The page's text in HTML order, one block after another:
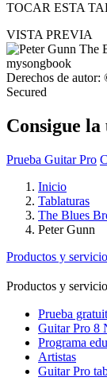
TOCAR ESTA
VISTA PREVIA
Derechos de
Secured
Consigue
Prueba Guitar Pro
Inicio
Tablaturas
The Blues
Peter Gunn
Productos y
Productos y
Prueba
Guitar Pro 8
Programa
Artistas
Guitar Pro